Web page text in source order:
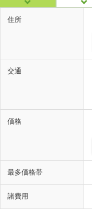
住所
交通
価格
最多価格帯
諸費用